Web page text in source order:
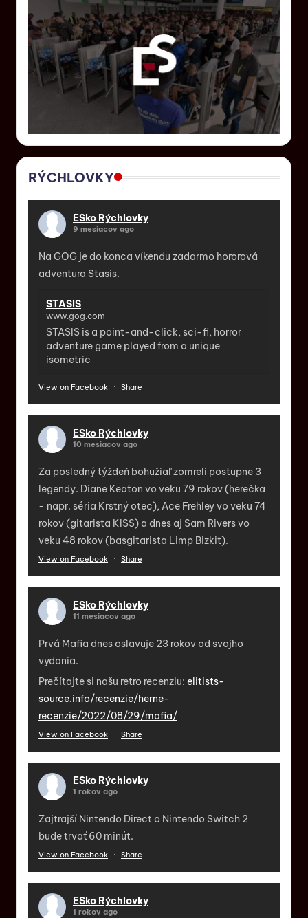
RÝCHLOVKY
ESko Rýchlovky
9 mesiacov ago
Na GOG je do konca víkendu zadarmo hororová
adventura Stasis.
STASIS
www.gog.com
STASIS is a point-and-click, sci-fi, horror
adventure game played from a unique
isometric
View on Facebook · Share
ESko Rýchlovky
10 mesiacov ago
Za posledný týždeň bohužiaľ zomreli postupne 3
legendy. Diane Keaton vo veku 79 rokov (herečka
- napr. séria Krstný otec), Ace Frehley vo veku 74
rokov (gitarista KISS) a dnes aj Sam Rivers vo
veku 48 rokov (basgitarista Limp Bizkit).
View on Facebook · Share
ESko Rýchlovky
11 mesiacov ago
Prvá Mafia dnes oslavuje 23 rokov od svojho
vydania.
Prečítajte si našu retro recenziu: elitists-
source.info/recenzie/herne-
recenzie/2022/08/29/mafia/
View on Facebook · Share
ESko Rýchlovky
1 rokov ago
Zajtrajší Nintendo Direct o Nintendo Switch 2
bude trvať 60 minút.
View on Facebook · Share
ESko Rýchlovky
1 rokov ago